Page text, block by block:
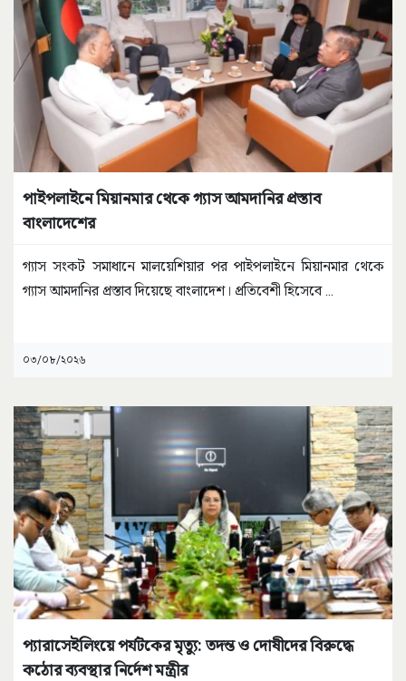
পাইপলাইনে মিয়ানমার থেকে গ্যাস আমদানির প্রস্তাব
বাংলাদেশের
গ্যাস সংকট সমাধানে মালয়েশিয়ার পর পাইপলাইনে মিয়ানমার থেকে
গ্যাস আমদানির প্রস্তাব দিয়েছে বাংলাদেশ। প্রতিবেশী হিসেবে...
০৩/০৮/২০২৬
প্যারাসেইলিংয়ে পর্যটকের মৃত্যু: তদন্ত ও দোষীদের বিরুদ্ধে
কঠোর ব্যবস্থার নির্দেশ মন্ত্রীর